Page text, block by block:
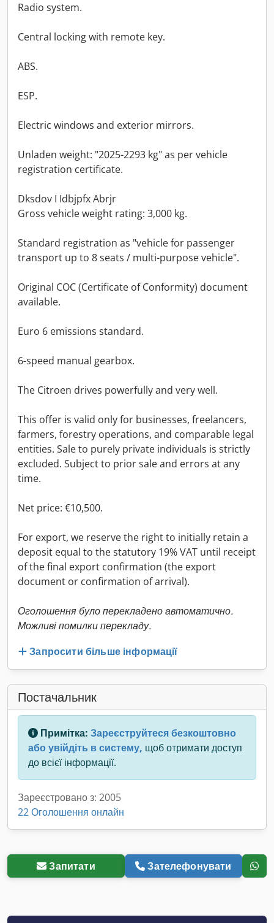
Radio system.
Central locking with remote key.
ABS.
ESP.
Electric windows and exterior mirrors.
Unladen weight: "2025-2293 kg" as per vehicle
registration certificate.
Dksdov I Idbjpfx Abrjr
Gross vehicle weight rating: 3,000 kg.
Standard registration as "vehicle for passenger
transport up to 8 seats / multi-purpose vehicle".
Original COC (Certificate of Conformity) document
available.
Euro 6 emissions standard.
6-speed manual gearbox.
The Citroen drives powerfully and very well.
This offer is valid only for businesses, freelancers,
farmers, forestry operations, and comparable legal
entities. Sale to purely private individuals is strictly
excluded. Subject to prior sale and errors at any
time.
Net price: €10,500.
For export, we reserve the right to initially retain a
deposit equal to the statutory 19% VAT until receipt
of the final export confirmation (the export
document or confirmation of arrival).
Оголошення було перекладено автоматично.
Можливі помилки перекладу.
Запросити більше інформації
Постачальник
Примітка: Зареєструйтеся безкоштовно
або увійдіть в систему, щоб отримати доступ
до всієї інформації.
Зареєстровано з: 2005
22 Оголошення онлайн
Запитати Зателефонувати